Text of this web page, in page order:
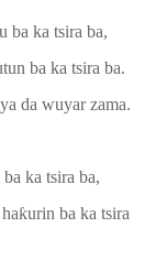
ba ka tsira ba,
ba ka tsira ba.
da wuyar zama.
ka tsira ba,
ƙurin ba ka tsira